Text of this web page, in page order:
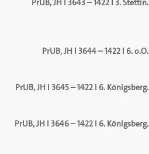
PrUB, JH I 3643 – 1422 I 3. Stettin.
PrUB, JH I 3644 – 1422 I 6. o.O.
PrUB, JH I 3645 – 1422 I 6. Königsberg.
PrUB, JH I 3646 – 1422 I 6. Königsberg.